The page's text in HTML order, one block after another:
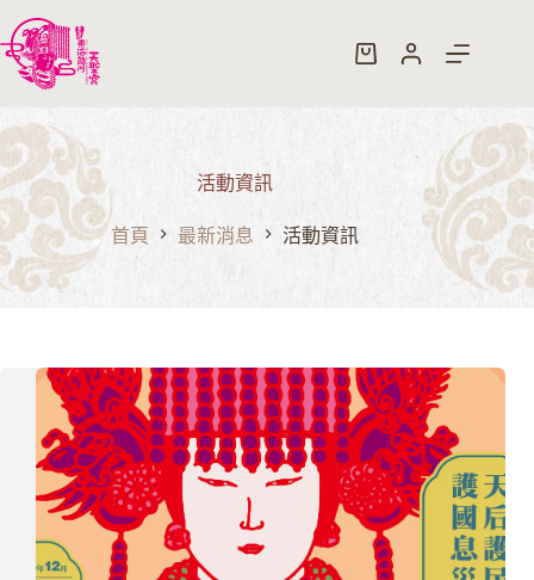
至
主
內
購
活動資訊
首頁 最新消息 活動資訊